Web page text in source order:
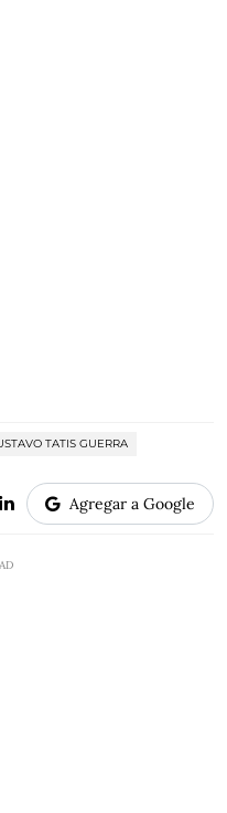
TATIS GUERRA
Agregar a Google